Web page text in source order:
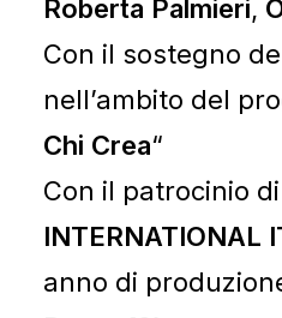
Roberta Palmieri,
Con il sostegno
nell’ambito del
Chi Crea“
Con il patrocinio di
INTERNATIONAL
anno di